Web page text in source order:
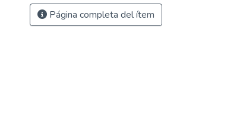
Página completa del ítem